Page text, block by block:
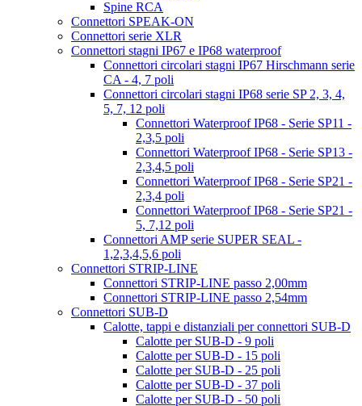
Spine RCA
Connettori SPEAK-ON
Connettori serie XLR
Connettori stagni IP67 e IP68 waterproof
Connettori circolari stagni IP67 Hirschmann serie
CA - 4, 7 poli
Connettori circolari stagni IP68 serie SP 2, 3, 4,
5, 7, 12 poli
Connettori Waterproof IP68 - Serie SP11 -
2,3,5 poli
Connettori Waterproof IP68 - Serie SP13 -
2,3,4,5 poli
Connettori Waterproof IP68 - Serie SP21 -
2,3,4 poli
Connettori Waterproof IP68 - Serie SP21 -
5, 7,12 poli
Connettori AMP serie SUPER SEAL -
1,2,3,4,5,6 poli
Connettori STRIP-LINE
Connettori STRIP-LINE passo 2,00mm
Connettori STRIP-LINE passo 2,54mm
Connettori SUB-D
Calotte, tappi e distanziali per connettori SUB-D
Calotte per SUB-D - 9 poli
Calotte per SUB-D - 15 poli
Calotte per SUB-D - 25 poli
Calotte per SUB-D - 37 poli
Calotte per SUB-D - 50 poli